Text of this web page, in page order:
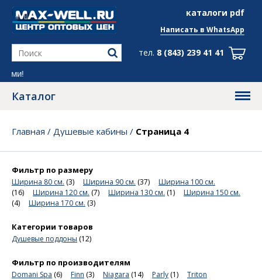
каталоги pdf
info@max-well.ru
Написать в WhatsApp
тел. 8 (843) 239 41 41
Каталог
Главная / Душевые кабины / Страница 4
Фильтр по размеру
Ширина 80 см. (3) Ширина 90 см. (37)
Ширина 100 см.
(16)
Ширина 120 см. (7) Ширина 130 см. (1)
Ширина 150 см.
(4)
Ширина 170 см. (3)
Категории товаров
Душевые поддоны (12)
Фильтр по производителям
Domani Spa (6) Finn (3) Niagara (14) Parly (1)
Triton